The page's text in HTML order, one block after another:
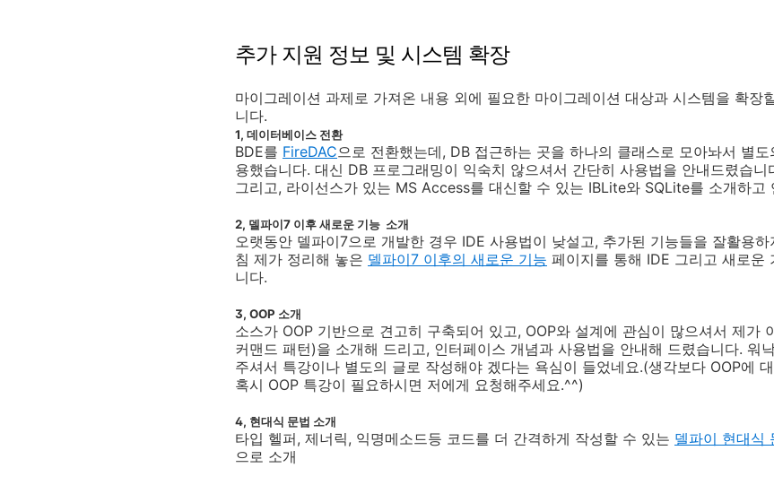
추가 지원 정보 및 시스템 확장
마이그레이션 과제로 가져온 내용 외에 필요한 마이그레이션 대상과 시스템을 확장
니다.
1, 데이터베이스 전환
BDE를 FireDAC으로 전환했는데, DB 접근하는 곳을 하나의 클래스로 모아놔서 별도
용했습니다. 대신 DB 프로그래밍이 익숙치 않으셔서 간단히 사용법을 안내드렸습니
그리고, 라이선스가 있는 MS Access를 대신할 수 있는 IBLite와 SQLite를 소개하고
2, 델파이7 이후 새로운 기능 소개
오랫동안 델파이7으로 개발한 경우 IDE 사용법이 낮설고, 추가된 기능들을 잘활용
침 제가 정리해 놓은 델파이7 이후의 새로운 기능 페이지를 통해 IDE 그리고 새로운
니다.
3, OOP 소개
소스가 OOP 기반으로 견고히 구축되어 있고, OOP와 설계에 관심이 많으셔서 제가
커맨드 패턴)을 소개해 드리고, 인터페이스 개념과 사용법을 안내해 드렸습니다. 워
주셔서 특강이나 별도의 글로 작성해야 겠다는 욕심이 들었네요.(생각보다 OOP에
혹시 OOP 특강이 필요하시면 저에게 요청해주세요.^^)
4, 현대식 문법 소개
타입 헬퍼, 제너릭, 익명메소드등 코드를 더 간격하게 작성할 수 있는 델파이 현대식
으로 소개